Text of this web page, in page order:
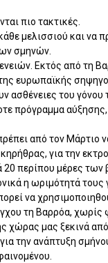
πιο τακτικές.
μελισσιού και να
σμηνών.
Εκτός από τη
ευρωπαϊκής
ασθένειες του γόνου
πρόγραμμα αύξησης,
από τον Μάρτιο
για την
20 περίπου μέρες
η ωριμότητά τους
να
τη Βαρρόα, χωρίς
χώρας μας ξεκινά
την ανάπτυξη